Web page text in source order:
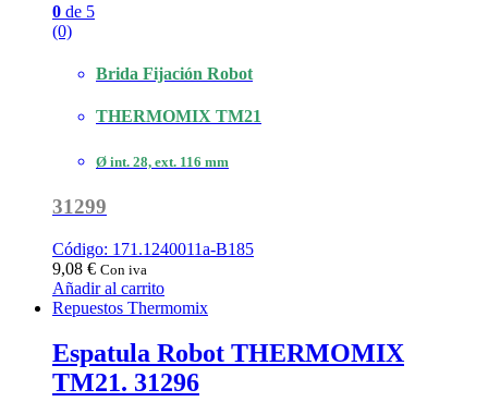
0 de 5
(0)
Brida Fijación Robot
THERMOMIX TM21
Ø int. 28, ext. 116 mm
31299
Código: 171.1240011a-B185
9,08 € Con iva
Añadir al carrito
Repuestos Thermomix
Espatula Robot THERMOMIX
TM21. 31296